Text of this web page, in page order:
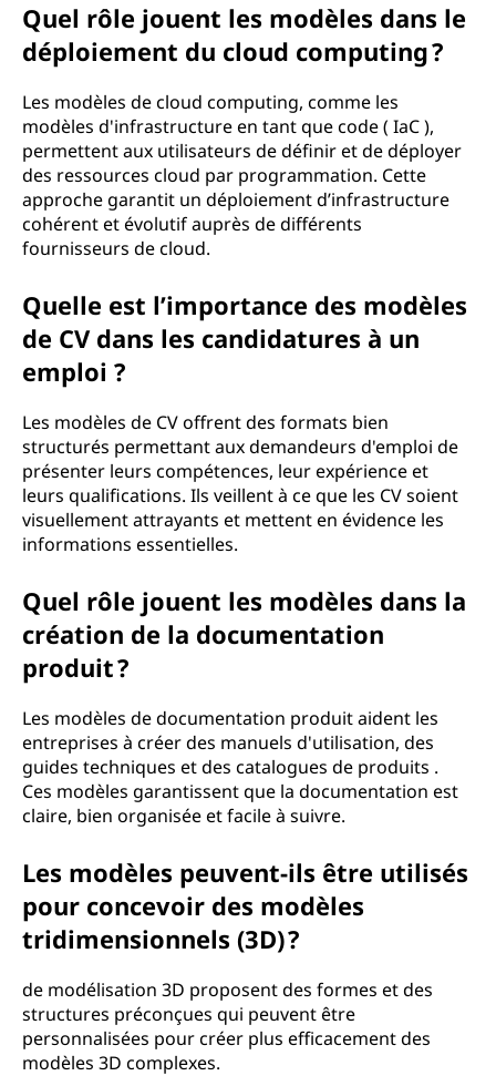
Quel rôle jouent les modèles dans le
déploiement du cloud computing ?
Les modèles de cloud computing, comme les
modèles d'infrastructure en tant que code ( IaC ),
permettent aux utilisateurs de définir et de déployer
des ressources cloud par programmation. Cette
approche garantit un déploiement d’infrastructure
cohérent et évolutif auprès de différents
fournisseurs de cloud.
Quelle est l’importance des modèles
de CV dans les candidatures à un
emploi ?
Les modèles de CV offrent des formats bien
structurés permettant aux demandeurs d'emploi de
présenter leurs compétences, leur expérience et
leurs qualifications. Ils veillent à ce que les CV soient
visuellement attrayants et mettent en évidence les
informations essentielles.
Quel rôle jouent les modèles dans la
création de la documentation
produit ?
Les modèles de documentation produit aident les
entreprises à créer des manuels d'utilisation, des
guides techniques et des catalogues de produits .
Ces modèles garantissent que la documentation est
claire, bien organisée et facile à suivre.
Les modèles peuvent-ils être utilisés
pour concevoir des modèles
tridimensionnels (3D) ?
de modélisation 3D proposent des formes et des
structures préconçues qui peuvent être
personnalisées pour créer plus efficacement des
modèles 3D complexes.